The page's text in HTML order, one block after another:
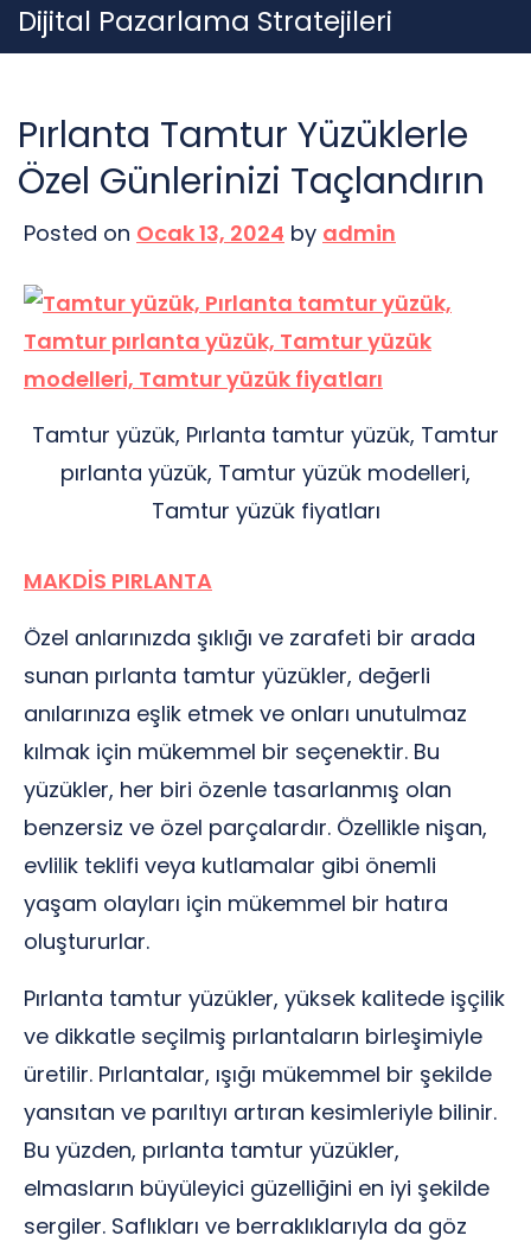
Skip
to
Dijital Pazarlama Stratejileri
Pırlanta Tamtur Yüzüklerle
Özel Günlerinizi Taçlandırın
Posted on Ocak 13, 2024 by admin
Tamtur yüzük, Pırlanta tamtur yüzük, Tamtur
pırlanta yüzük, Tamtur yüzük modelleri,
Tamtur yüzük fiyatları
MAKDİS PIRLANTA
Özel anlarınızda şıklığı ve zarafeti bir arada
sunan pırlanta tamtur yüzükler, değerli
anılarınıza eşlik etmek ve onları unutulmaz
kılmak için mükemmel bir seçenektir. Bu
yüzükler, her biri özenle tasarlanmış olan
benzersiz ve özel parçalardır. Özellikle nişan,
evlilik teklifi veya kutlamalar gibi önemli
yaşam olayları için mükemmel bir hatıra
oluştururlar.
Pırlanta tamtur yüzükler, yüksek kalitede işçilik
ve dikkatle seçilmiş pırlantaların birleşimiyle
üretilir. Pırlantalar, ışığı mükemmel bir şekilde
yansıtan ve parıltıyı artıran kesimleriyle bilinir.
Bu yüzden, pırlanta tamtur yüzükler,
elmasların büyüleyici güzelliğini en iyi şekilde
sergiler. Saflıkları ve berraklıklarıyla da göz